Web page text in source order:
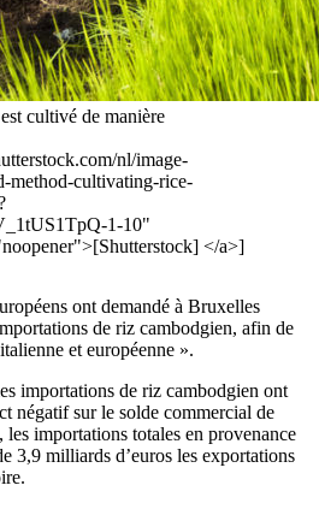
cultivé de manière
nl/image-
method-cultivating-rice-
1-10"
</a>]
ont demandé à Bruxelles
de riz cambodgien, afin de
et européenne ».
importations de riz cambodgien ont
négatif sur le solde commercial de
importations totales en provenance
3,9 milliards d’euros les exportations